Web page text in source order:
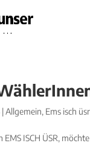
|Allgemein, Ems isch üsr
EMS ISCH ÜSR,